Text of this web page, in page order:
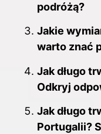
podróżą?
Jakie
warto znać
Jak długo
Odkryj
Jak długo
Portugalii?